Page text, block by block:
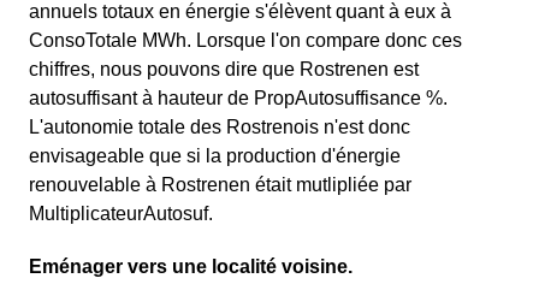
annuels totaux en énergie s'élèvent quant à eux à
ConsoTotale MWh. Lorsque l'on compare donc ces
chiffres, nous pouvons dire que Rostrenen est
autosuffisant à hauteur de PropAutosuffisance %.
L'autonomie totale des Rostrenois n'est donc
envisageable que si la production d'énergie
renouvelable à Rostrenen était mutlipliée par
MultiplicateurAutosuf.
Eménager vers une localité voisine.